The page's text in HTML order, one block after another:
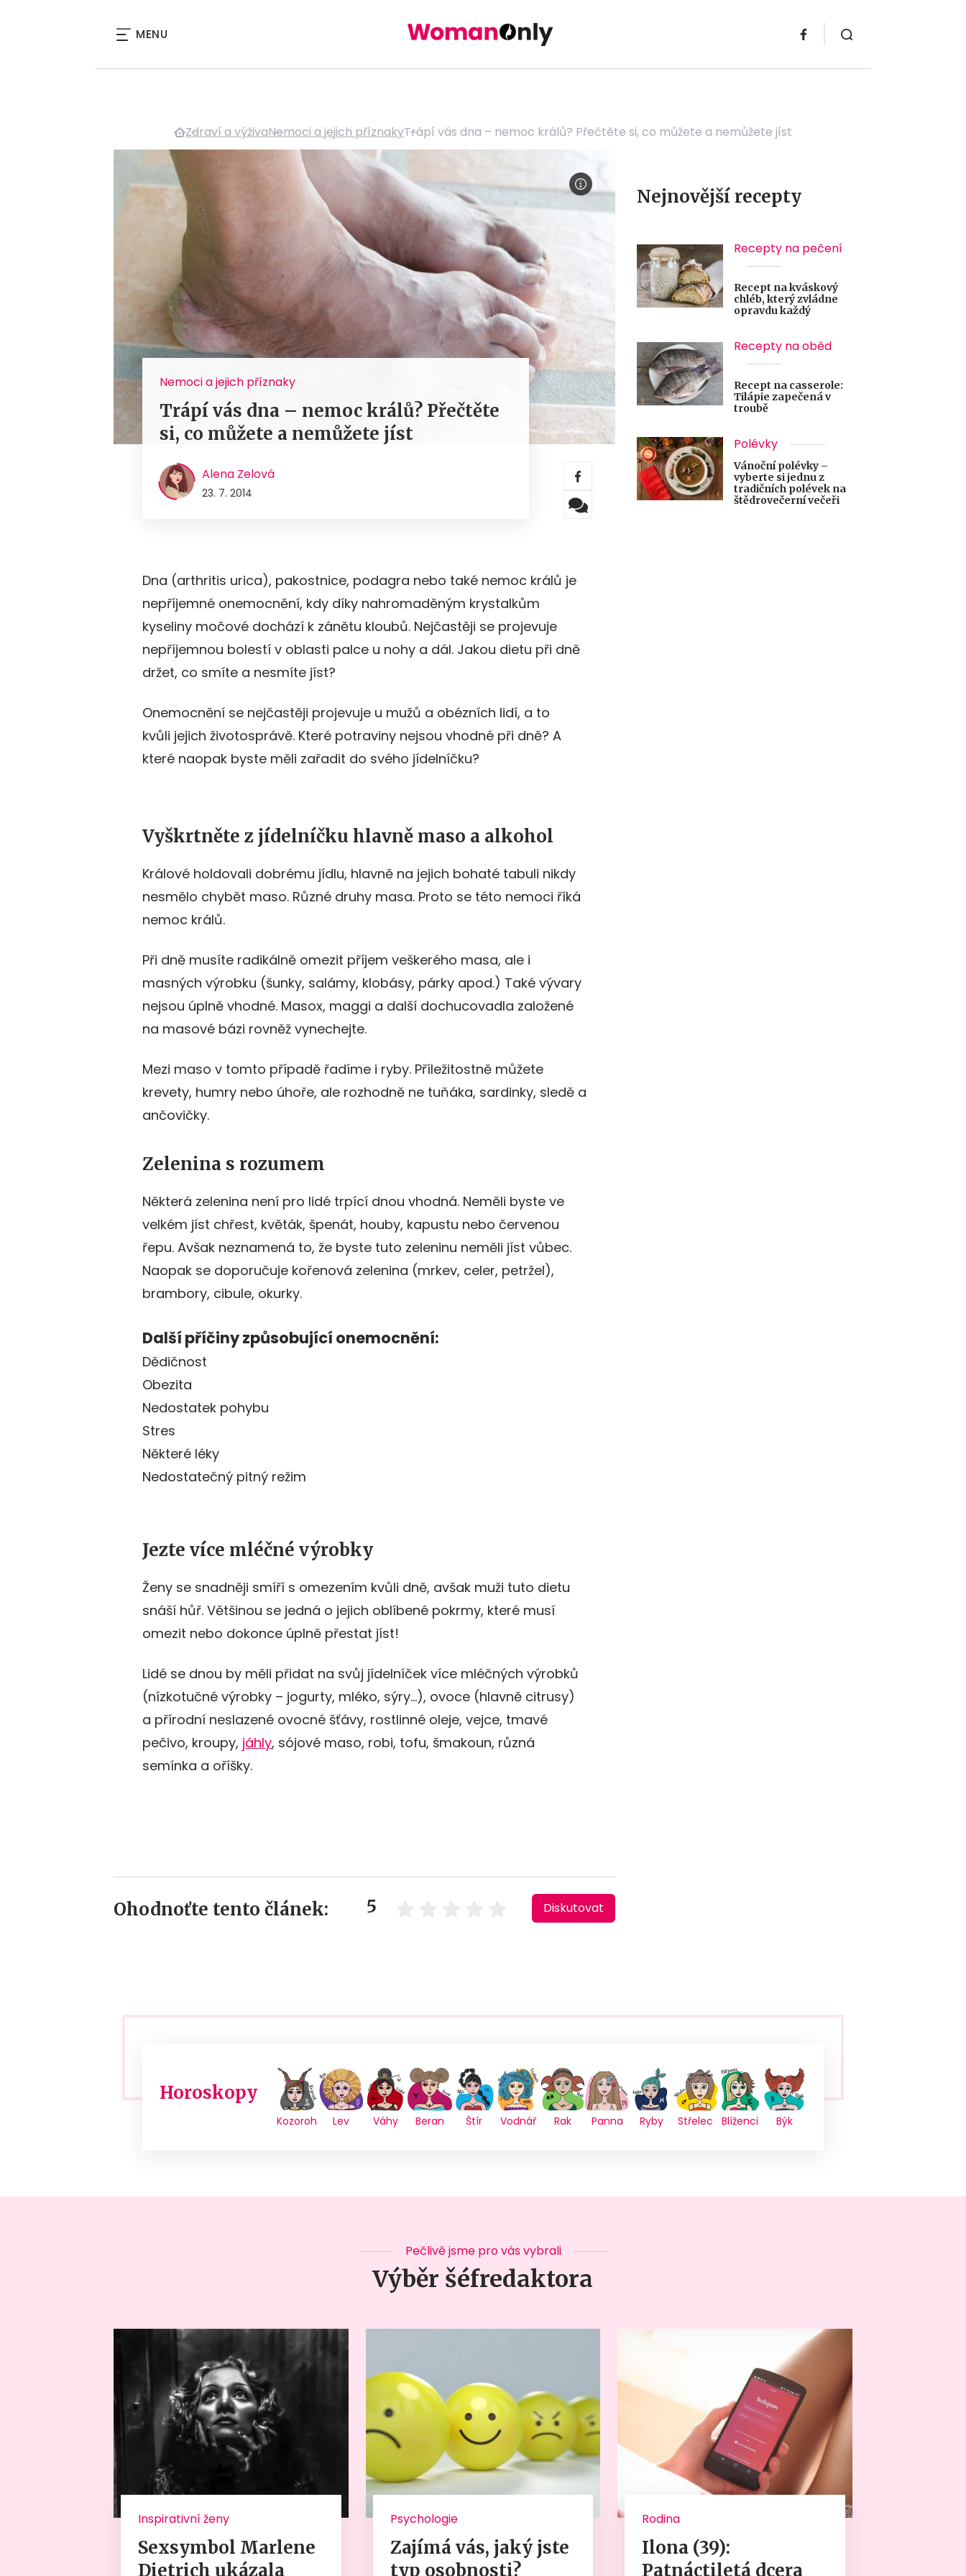
MENU
Zdraví a výživaNemoci a jejich příznakyTrápí vás dna – nemoc králů? Přečtěte si, co můžete a nemůžete jíst
Nemoci a jejich příznaky
Trápí vás dna – nemoc králů? Přečtěte
si, co můžete a nemůžete jíst
Alena Zelová
23. 7. 2014
Dna (arthritis urica), pakostnice, podagra nebo také nemoc králů je
nepříjemné onemocnění, kdy díky nahromaděným krystalkům
kyseliny močové dochází k zánětu kloubů. Nejčastěji se projevuje
nepříjemnou bolestí v oblasti palce u nohy a dál. Jakou dietu při dně
držet, co smíte a nesmíte jíst?
Onemocnění se nejčastěji projevuje u mužů a obézních lidí, a to
kvůli jejich životosprávě. Které potraviny nejsou vhodné při dně? A
které naopak byste měli zařadit do svého jídelníčku?
Vyškrtněte z jídelníčku hlavně maso a alkohol
Králové holdovali dobrému jídlu, hlavně na jejich bohaté tabuli nikdy
nesmělo chybět maso. Různé druhy masa. Proto se této nemoci říká
nemoc králů.
Při dně musíte radikálně omezit příjem veškerého masa, ale i
masných výrobku (šunky, salámy, klobásy, párky apod.) Také vývary
nejsou úplně vhodné. Masox, maggi a další dochucovadla založené
na masové bázi rovněž vynechejte.
Mezi maso v tomto případě řadíme i ryby. Příležitostně můžete
krevety, humry nebo úhoře, ale rozhodně ne tuňáka, sardinky, sledě a
ančovičky.
Zelenina s rozumem
Některá zelenina není pro lidé trpící dnou vhodná. Neměli byste ve
velkém jíst chřest, květák, špenát, houby, kapustu nebo červenou
řepu. Avšak neznamená to, že byste tuto zeleninu neměli jíst vůbec.
Naopak se doporučuje kořenová zelenina (mrkev, celer, petržel),
brambory, cibule, okurky.
Další příčiny způsobující onemocnění:
Dědičnost
Obezita
Nedostatek pohybu
Stres
Některé léky
Nedostatečný pitný režim
Jezte více mléčné výrobky
Ženy se snadněji smíří s omezením kvůli dně, avšak muži tuto dietu
snáší hůř. Většinou se jedná o jejich oblíbené pokrmy, které musí
omezit nebo dokonce úplně přestat jíst!
Lidé se dnou by měli přidat na svůj jídelníček více mléčných výrobků
(nízkotučné výrobky – jogurty, mléko, sýry…), ovoce (hlavně citrusy)
a přírodní neslazené ovocné šťávy, rostlinné oleje, vejce, tmavé
pečivo, kroupy, jáhly, sójové maso, robi, tofu, šmakoun, různá
semínka a oříšky.
Ohodnoťte tento článek: 5 Diskutovat
Nejnovější recepty
Recepty na pečení
Recept na kváskový
chléb, který zvládne
opravdu každý
Recepty na oběd
Recept na casserole:
Tilápie zapečená v
troubě
Polévky
Vánoční polévky –
vyberte si jednu z
tradičních polévek na
štědrovečerní večeři
Horoskopy
Kozoroh Lev Váhy Beran Štír Vodnář Rak Panna Ryby Střelec Blíženci Býk
Pečlivě jsme pro vás vybrali
Výběr šéfredaktora
Inspirativní ženy
Sexsymbol Marlene
Dietrich ukázala
Psychologie
Zajímá vás, jaký jste
typ osobnosti?
Rodina
Ilona (39):
Patnáctiletá dcera